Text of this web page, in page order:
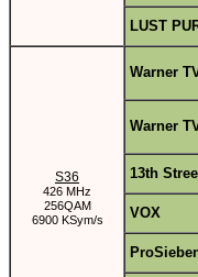
LUST
S36
426 MHz
256QAM
6900 KSym/s
Warner
Warner
13th
VOX